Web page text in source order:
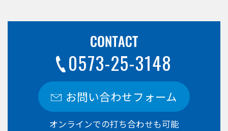
0573-25-3148
お問い合わせフォーム
オンラインでの打ち合わせも可能